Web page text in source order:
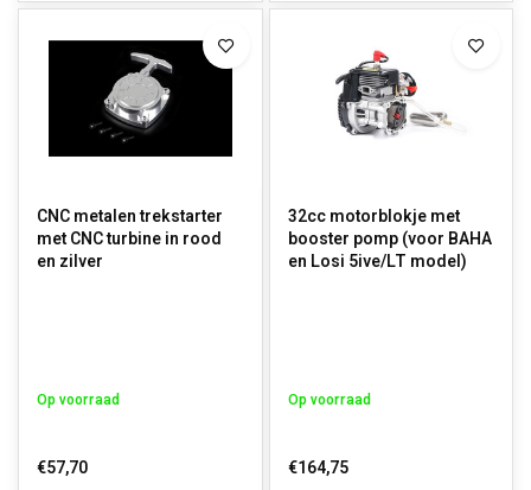
CNC metalen trekstarter
met CNC turbine in rood
en zilver
Op voorraad
€57,70
32cc motorblokje met
booster pomp (voor BAHA
en Losi 5ive/LT model)
Op voorraad
€164,75